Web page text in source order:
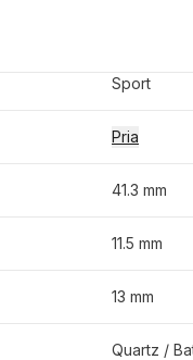
Sport
Pria
41.3 mm
11.5 mm
13 mm
Quartz /